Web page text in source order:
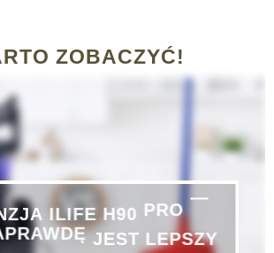
ZOBACZYĆ!
ILIFE H90 PRO —
JEST LEPSZY